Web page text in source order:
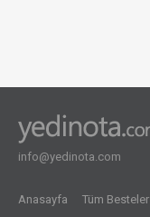
info@yedinota.com
Anasayfa Tüm Besteler